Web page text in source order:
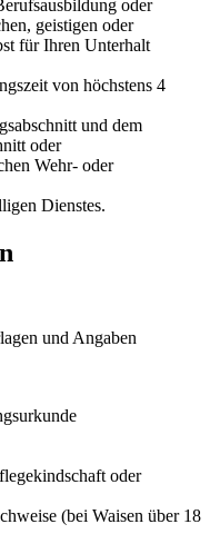
oder
geistigen oder
für Ihren Unterhalt
von höchstens 4
und dem
oder
Wehr- oder
Dienstes.
und Angaben
oder
(bei Waisen über 18